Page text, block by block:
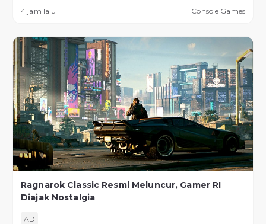
4 jam lalu Console Games
Ragnarok Classic Resmi Meluncur, Gamer RI
Diajak Nostalgia
AD